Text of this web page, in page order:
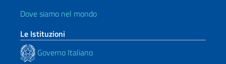
Dove siamo nel mondo
Le Istituzioni
Governo Italiano